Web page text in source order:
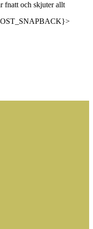
fnatt och skjuter allt